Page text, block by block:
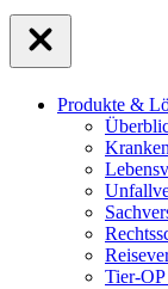
Produkte &
Tier-